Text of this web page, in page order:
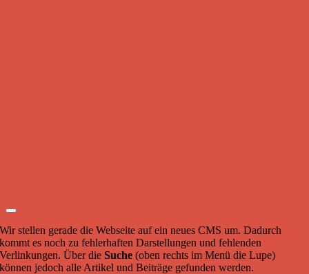
Wir stellen gerade die Webseite auf ein neues CMS um. Dadurch
kommt es noch zu fehlerhaften Darstellungen und fehlenden
Verlinkungen. Über dieSuche (oben rechts im Menü die Lupe)
können jedoch alle Artikel und Beiträge gefunden werden.